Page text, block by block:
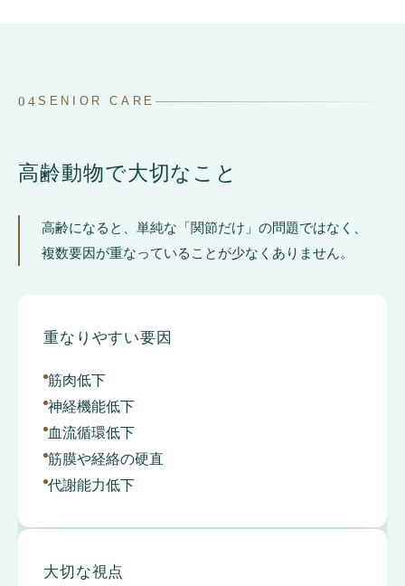
04 SENIOR CARE
高齢動物で大切なこと
高齢になると、単純な「関節だけ」の問題ではなく、
複数要因が重なっていることが少なくありません。
重なりやすい要因
筋肉低下
神経機能低下
血流循環低下
筋膜や経絡の硬直
代謝能力低下
大切な視点